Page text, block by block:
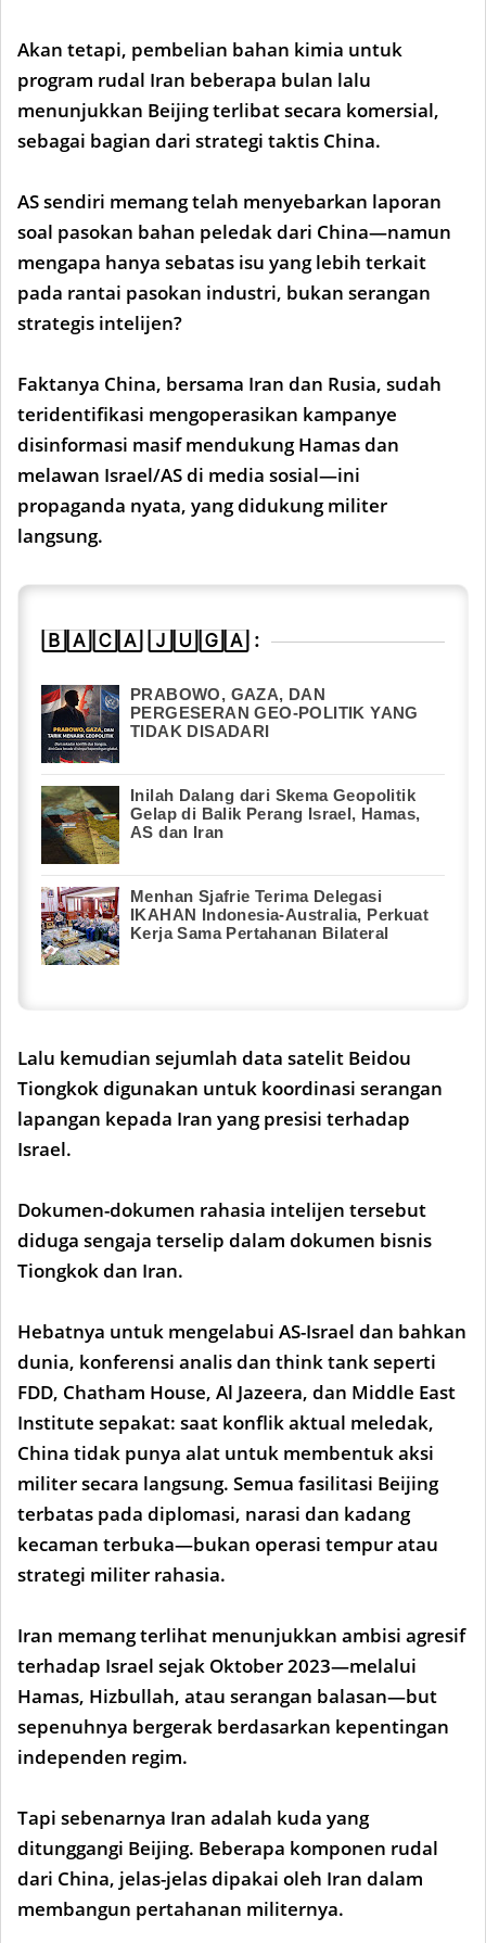
Akan tetapi, pembelian bahan kimia untuk
program rudal Iran beberapa bulan lalu
menunjukkan Beijing terlibat secara komersial,
sebagai bagian dari strategi taktis China.
AS sendiri memang telah menyebarkan laporan
soal pasokan bahan peledak dari China—namun
mengapa hanya sebatas isu yang lebih terkait
pada rantai pasokan industri, bukan serangan
strategis intelijen?
Faktanya China, bersama Iran dan Rusia, sudah
teridentifikasi mengoperasikan kampanye
disinformasi masif mendukung Hamas dan
melawan Israel/AS di media sosial—ini
propaganda nyata, yang didukung militer
langsung.
🄱🄰🄲🄰 🄹🅄🄶🄰 :
PRABOWO, GAZA, DAN
PERGESERAN GEO-POLITIK YANG
TIDAK DISADARI
Inilah Dalang dari Skema Geopolitik
Gelap di Balik Perang Israel, Hamas,
AS dan Iran
Menhan Sjafrie Terima Delegasi
IKAHAN Indonesia-Australia, Perkuat
Kerja Sama Pertahanan Bilateral
Lalu kemudian sejumlah data satelit Beidou
Tiongkok digunakan untuk koordinasi serangan
lapangan kepada Iran yang presisi terhadap
Israel.
Dokumen-dokumen rahasia intelijen tersebut
diduga sengaja terselip dalam dokumen bisnis
Tiongkok dan Iran.
Hebatnya untuk mengelabui AS-Israel dan bahkan
dunia, konferensi analis dan think tank seperti
FDD, Chatham House, Al Jazeera, dan Middle East
Institute sepakat: saat konflik aktual meledak,
China tidak punya alat untuk membentuk aksi
militer secara langsung. Semua fasilitasi Beijing
terbatas pada diplomasi, narasi dan kadang
kecaman terbuka—bukan operasi tempur atau
strategi militer rahasia.
Iran memang terlihat menunjukkan ambisi agresif
terhadap Israel sejak Oktober 2023—melalui
Hamas, Hizbullah, atau serangan balasan—but
sepenuhnya bergerak berdasarkan kepentingan
independen regim.
Tapi sebenarnya Iran adalah kuda yang
ditunggangi Beijing. Beberapa komponen rudal
dari China, jelas-jelas dipakai oleh Iran dalam
membangun pertahanan militernya.